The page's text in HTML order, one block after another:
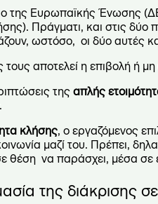
της Ευρωπαϊκής Ένωσης
Πράγματι, και στις δύο
ωστόσο, οι δύο αυτές
τους αποτελεί η επιβολή ή
της απλής
κλήσης, ο εργαζόμενος
μαζί του. Πρέπει,
θέση να παράσχει, μέσα
της διάκρισης